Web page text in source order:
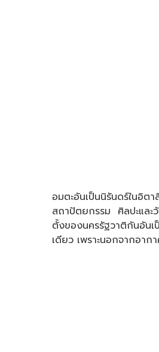
อมตะอันเป็นนิรันดร์ในอิต
สถาปัตยกรรม ศิลปะแล
ตั้งของนครรัฐวาติกันอัน
เดียว เพราะนอกจากอา